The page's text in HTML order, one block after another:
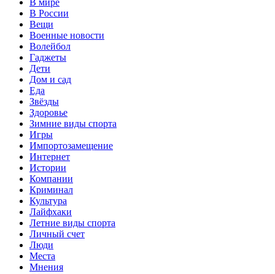
В России
Вещи
Военные новости
Волейбол
Гаджеты
Дети
Дом и сад
Еда
Звёзды
Здоровье
Зимние виды спорта
Игры
Импортозамещение
Интернет
Истории
Компании
Криминал
Культура
Лайфхаки
Летние виды спорта
Личный счет
Люди
Места
Мнения